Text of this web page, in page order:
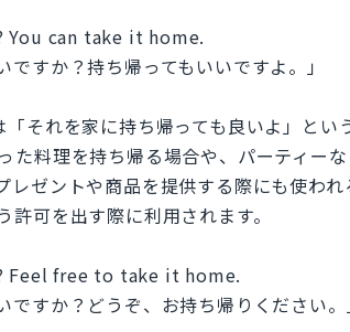
You can take it home.
ですか？持ち帰ってもいいですよ。」
それを家に持ち帰っても良いよ」とい
た料理を持ち帰る場合や、パーティー
レゼントや商品を提供する際にも使わ
可を出す際に利用されます。
Feel free to take it home.
ですか？どうぞ、お持ち帰りください。